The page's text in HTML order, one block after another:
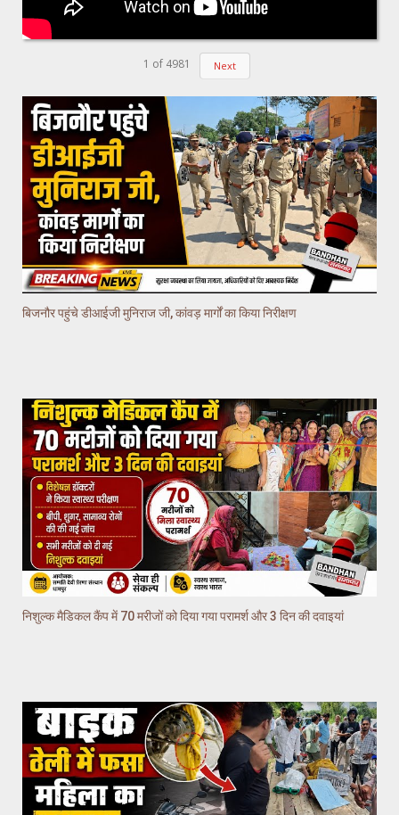
1 of 4981 Next
बिजनौर पहुंचे डीआईजी मुनिराज जी, कांवड़ मार्गों का किया निरीक्षण
निशुल्क मैडिकल कैंप में 70 मरीजों को दिया गया परामर्श और 3 दिन की दवाइयां